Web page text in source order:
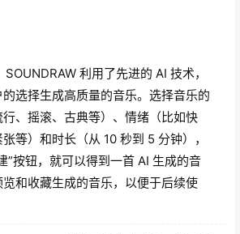
利用了先进的 AI 技术，
选择生成高质量的音乐。选择音乐的
、摇滚、古典等）、情绪（比如快
等）和时长（从 10 秒到 5 分钟），
”按钮，就可以得到一首 AI 生成的音
和收藏生成的音乐，以便于后续使